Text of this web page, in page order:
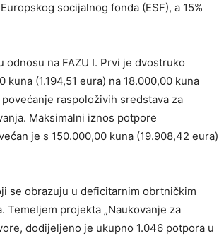
socijalnog fonda (ESF), a 15%
na FAZU I. Prvi je dvostruko
(1.194,51 eura) na 18.000,00 kuna
raspoloživih sredstava za
Maksimalni iznos potpore
je s 150.000,00 kuna (19.908,42 eura)
se obrazuju u deficitarnim obrtničkim
Temeljem projekta „Naukovanje za
dodijeljeno je ukupno 1.046 potpora u